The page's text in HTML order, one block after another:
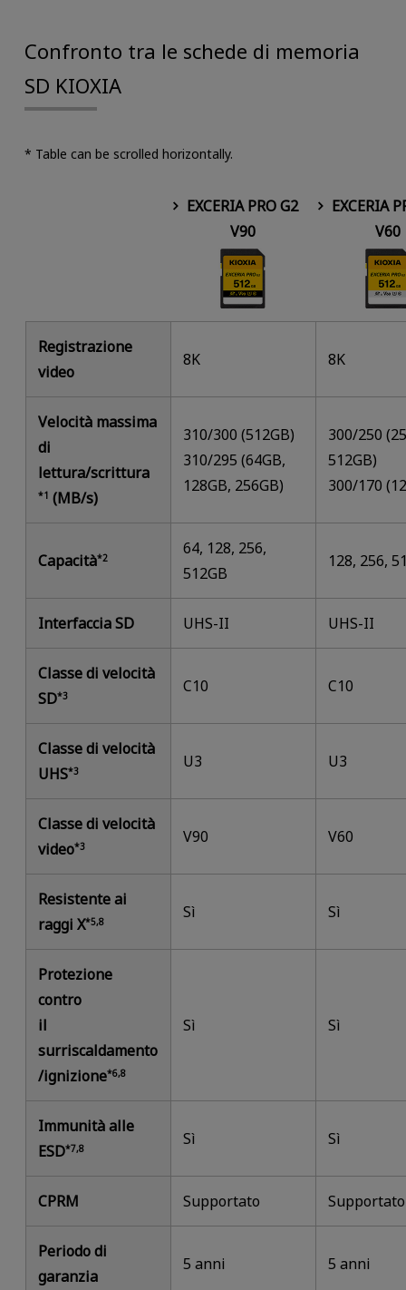
Confronto tra le schede di memoria
SD KIOXIA
* Table can be scrolled horizontally.
EXCERIA PRO G2
V90
EXCERIA
V60
Registrazione
video
8K 8K
Velocità massima
di
lettura/scrittura
*1 (MB/s)
310/300 (512GB)
310/295 (64GB,
128GB, 256GB)
300/250
512GB)
300/170
Capacità*2
64, 128, 256,
512GB
128, 256,
Interfaccia SD UHS-II UHS-II
Classe di velocità
SD*3 C10 C10
Classe di velocità
UHS*3 U3 U3
Classe di velocità
video*3 V90 V60
Resistente ai
raggi X*5,8 Sì Sì
Protezione
contro
il
surriscaldamento
/ignizione*6,8
Sì Sì
Immunità alle
ESD*7,8 Sì Sì
CPRM Supportato Supportato
Periodo di
garanzia
5 anni 5 anni